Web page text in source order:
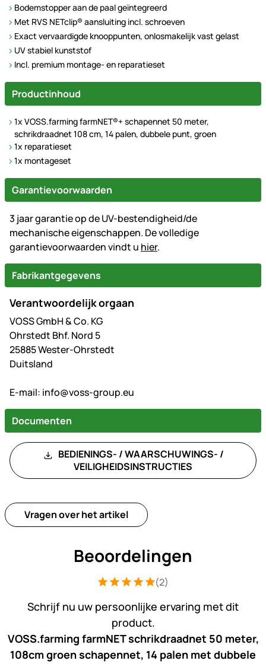
Bodemstopper aan de paal geïntegreerd
Met RVS NETclip® aansluiting incl. schroeven
Exact vervaardigde knooppunten, onlosmakelijk vast gelast
UV stabiel kunststof
Incl. premium montage- en reparatieset
Productinhoud
1x VOSS.farming farmNET®+ schapennet 50 meter,
schrikdraadnet 108 cm, 14 palen, dubbele punt, groen
1x reparatieset
1x montageset
Garantievoorwaarden
3 jaar garantie op de UV-bestendigheid/de
mechanische eigenschappen. De volledige
garantievoorwaarden vindt u hier.
Fabrikantgegevens
Verantwoordelijk orgaan
VOSS GmbH & Co. KG
Ohrstedt Bhf. Nord 5
25885 Wester-Ohrstedt
Duitsland
E-mail: info@voss-group.eu
Documenten
BEDIENINGS- / WAARSCHUWINGS- /
VEILIGHEIDSINSTRUCTIES
Vragen over het artikel
Beoordelingen
Beoordeling: 5 van 5 (2
2 Bewertungen
(2)
Schrijf nu uw persoonlijke ervaring met dit
product.
VOSS.farming farmNET schrikdraadnet 50 meter,
108cm groen schapennet, 14 palen met dubbele